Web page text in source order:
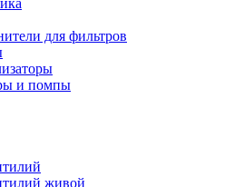
для фильтров
и помпы
живой